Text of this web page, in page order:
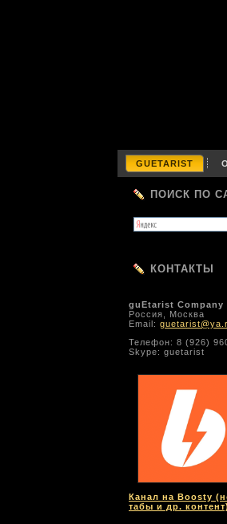
GUETARIST
ПОИСК ПО
КОНТАКТЫ
guEtarist Company
Россия, Москва
Email:
Телефон: 8 (926)
Skype: guetarist
Канал на Boosty
табы и др. контент)